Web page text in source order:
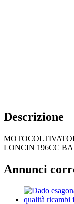
Descrizione
LONCIN 196CC
Annunci